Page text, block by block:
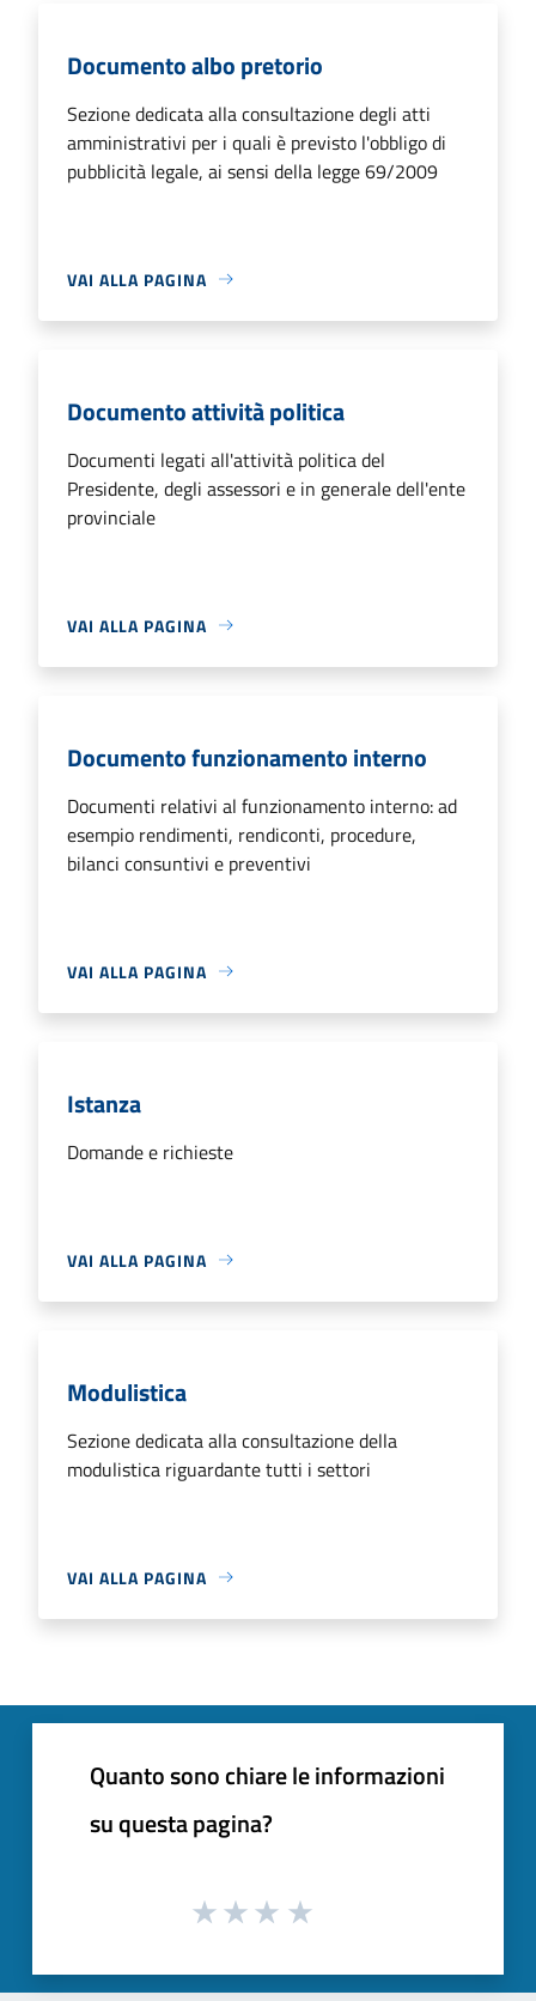
Documento albo pretorio
Sezione dedicata alla consultazione degli atti
amministrativi per i quali è previsto l'obbligo di
pubblicità legale, ai sensi della legge 69/2009
VAI ALLA PAGINA
Documento attività politica
Documenti legati all'attività politica del
Presidente, degli assessori e in generale dell'ente
provinciale
VAI ALLA PAGINA
Documento funzionamento interno
Documenti relativi al funzionamento interno: ad
esempio rendimenti, rendiconti, procedure,
bilanci consuntivi e preventivi
VAI ALLA PAGINA
Istanza
Domande e richieste
VAI ALLA PAGINA
Modulistica
Sezione dedicata alla consultazione della
modulistica riguardante tutti i settori
VAI ALLA PAGINA
Quanto sono chiare le informazioni
su questa pagina?